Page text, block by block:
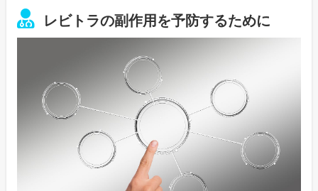
レビトラの副作用を予防するために